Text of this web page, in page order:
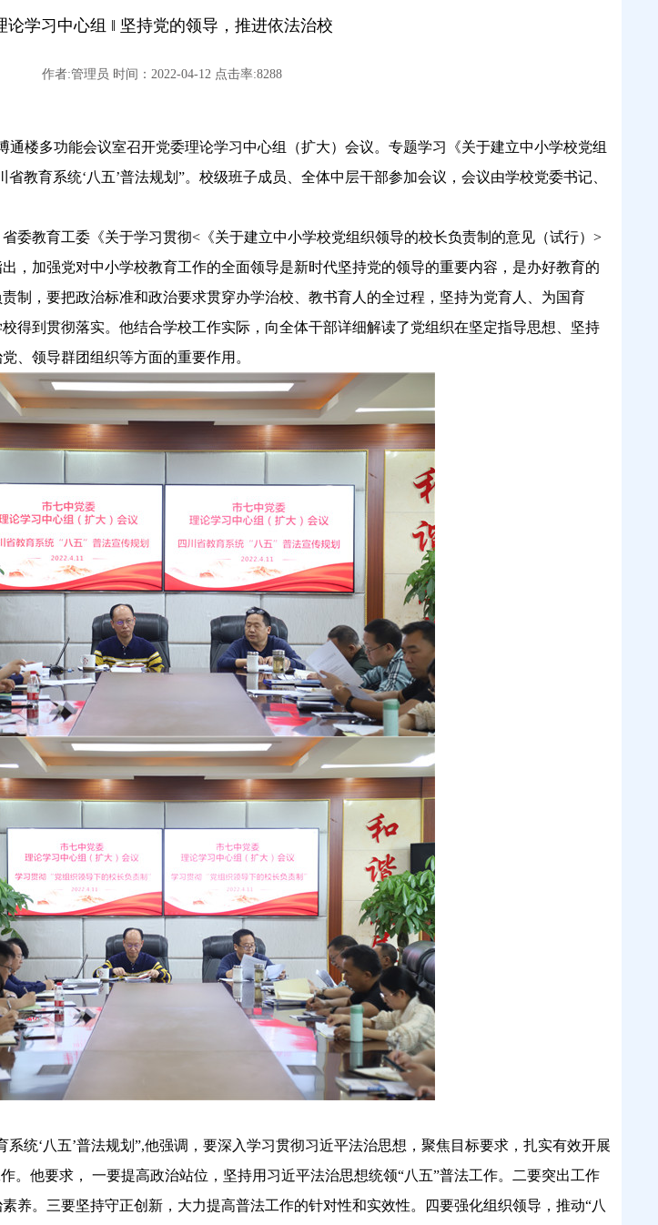
论学习中心组 ‖ 坚持党的领导，推进依法治校
作者:管理员 时间：2022-04-12 点击率:8288
通楼多功能会议室召开党委理论学习中心组（扩大）会议。专题学习《关于建立中小学校党组
教育系统‘八五’普法规划”。校级班子成员、全体中层干部参加会议，会议由学校党委书记、
委教育工委《关于学习贯彻<《关于建立中小学校党组织领导的校长负责制的意见（试行）>
，加强党对中小学校教育工作的全面领导是新时代坚持党的领导的重要内容，是办好教育的
制，要把政治标准和政治要求贯穿办学治校、教书育人的全过程，坚持为党育人、为国育
得到贯彻落实。他结合学校工作实际，向全体干部详细解读了党组织在坚定指导思想、坚持
、领导群团组织等方面的重要作用。
系统‘八五’普法规划”,他强调，要深入学习贯彻习近平法治思想，聚焦目标要求，扎实有效开展
。他要求， 一要提高政治站位，坚持用习近平法治思想统领“八五”普法工作。二要突出工作
养。三要坚持守正创新，大力提高普法工作的针对性和实效性。四要强化组织领导，推动“八